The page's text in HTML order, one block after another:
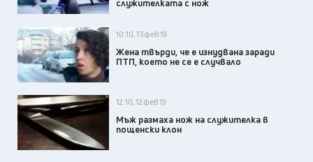
служителката с нож
10:10, 13 фев 19
Жена твърди, че е изнудвана заради
ПТП, което не се е случвало
12:10, 12 фев 19
Мъж размаха нож на служителка в
пощенски клон